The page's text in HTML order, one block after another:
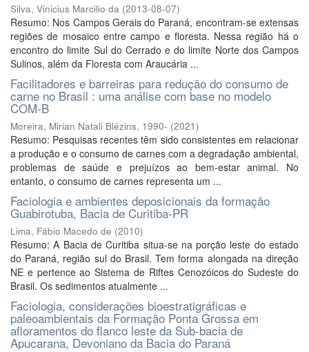
Silva, Vinicius Marcilio da (2013-08-07)
Resumo: Nos Campos Gerais do Paraná, encontram-se extensas
regiões de mosaico entre campo e floresta. Nessa região há o
encontro do limite Sul do Cerrado e do limite Norte dos Campos
Sulinos, além da Floresta com Araucária ...
Facilitadores e barreiras para redução do consumo de
carne no Brasil : uma análise com base no modelo
COM-B
Moreira, Mirian Natali Blézins, 1990- (2021)
Resumo: Pesquisas recentes têm sido consistentes em relacionar
a produção e o consumo de carnes com a degradação ambiental,
problemas de saúde e prejuízos ao bem-estar animal. No
entanto, o consumo de carnes representa um ...
Faciologia e ambientes deposicionais da formação
Guabirotuba, Bacia de Curitiba-PR
Lima, Fábio Macedo de (2010)
Resumo: A Bacia de Curitiba situa-se na porção leste do estado
do Paraná, região sul do Brasil. Tem forma alongada na direção
NE e pertence ao Sistema de Riftes Cenozóicos do Sudeste do
Brasil. Os sedimentos atualmente ...
Faciologia, considerações bioestratigráficas e
paleoambientais da Formação Ponta Grossa em
afloramentos do flanco leste da Sub-bacia de
Apucarana, Devoniano da Bacia do Paraná